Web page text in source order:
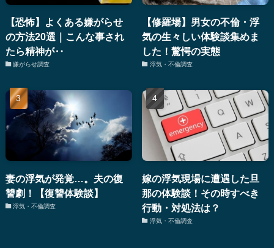
【恐怖】よくある嫌がらせ
の方法20選｜こんな事され
たら精神が‥
嫌がらせ調査
【修羅場】男女の不倫・浮
気の生々しい体験談集めま
した！驚愕の実態
浮気・不倫調査
妻の浮気が発覚…。夫の復
讐劇！【復讐体験談】
浮気・不倫調査
嫁の浮気現場に遭遇した旦
那の体験談！その時すべき
行動・対処法は？
浮気・不倫調査